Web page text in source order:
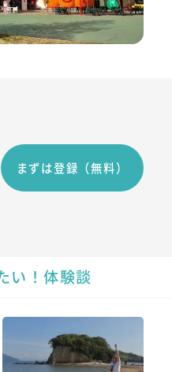
まずは登録（無料）
い！体験談